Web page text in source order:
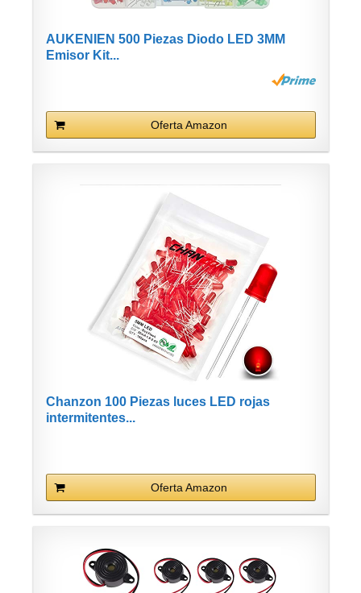
AUKENIEN 500 Piezas Diodo LED 3MM
Emisor Kit...
Oferta Amazon
Chanzon 100 Piezas luces LED rojas
intermitentes...
Oferta Amazon